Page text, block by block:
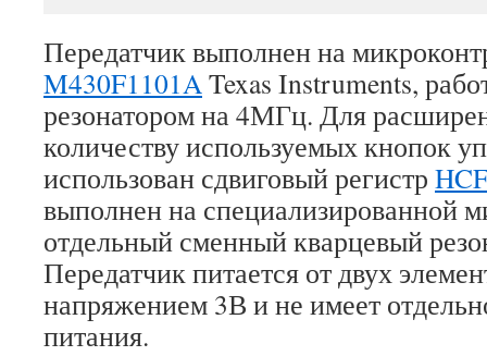
Передатчик выполнен на
M430F1101ATexas Instruments,
резонатором на 4МГц. Для
количеству используемых кнопок
использован сдвиговый регистр
выполнен на специализированной
отдельный сменный кварцевый
Передатчик питается от двух
напряжением 3В и не имеет
питания.